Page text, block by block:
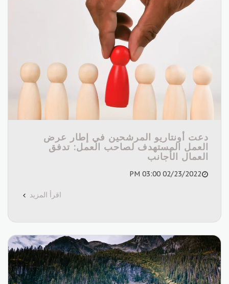
دعت أونتاريو المرشحين في إطار عرض
العمل المستهدف لصاحب العمل: تدفق
العمال الأجانب
02/23/2022 03:00 PM
اقرأ المزيد